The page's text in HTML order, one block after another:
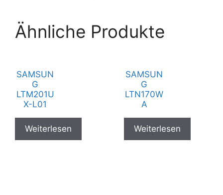
Ähnliche Produkte
SAMSUN
G
LTM201U
X-L01
Weiterlesen
SAMSUN
G
LTN170W
A
Weiterlesen